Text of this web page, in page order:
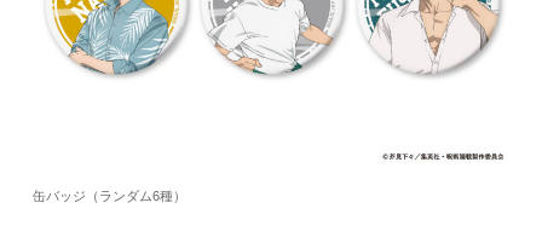
缶バッジ（ランダム6種）